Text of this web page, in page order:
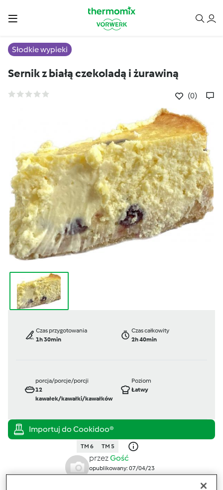
Słodkie wypieki
Sernik z białą czekoladą i żurawiną
(0)
Czas przygotowania
1h 30min
Czas całkowity
2h 40min
porcja/porcje/porcji
12
kawałek/kawałki/kawałków
Poziom
Łatwy
TM 6 TM 5
przezGość
opublikowany: 07/04/23
zmieniono dnia: 09/04/23